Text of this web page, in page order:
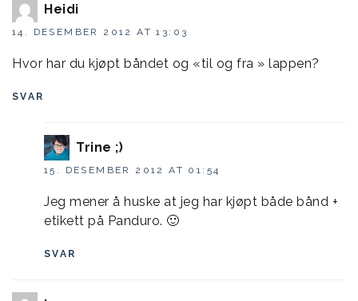
Heidi
14. DESEMBER 2012 AT 13:03
Hvor har du kjøpt båndet og «til og fra » lappen?
SVAR
Trine ;)
15. DESEMBER 2012 AT 01:54
Jeg mener å huske at jeg har kjøpt både bånd +
etikett på Panduro. 🙂
SVAR